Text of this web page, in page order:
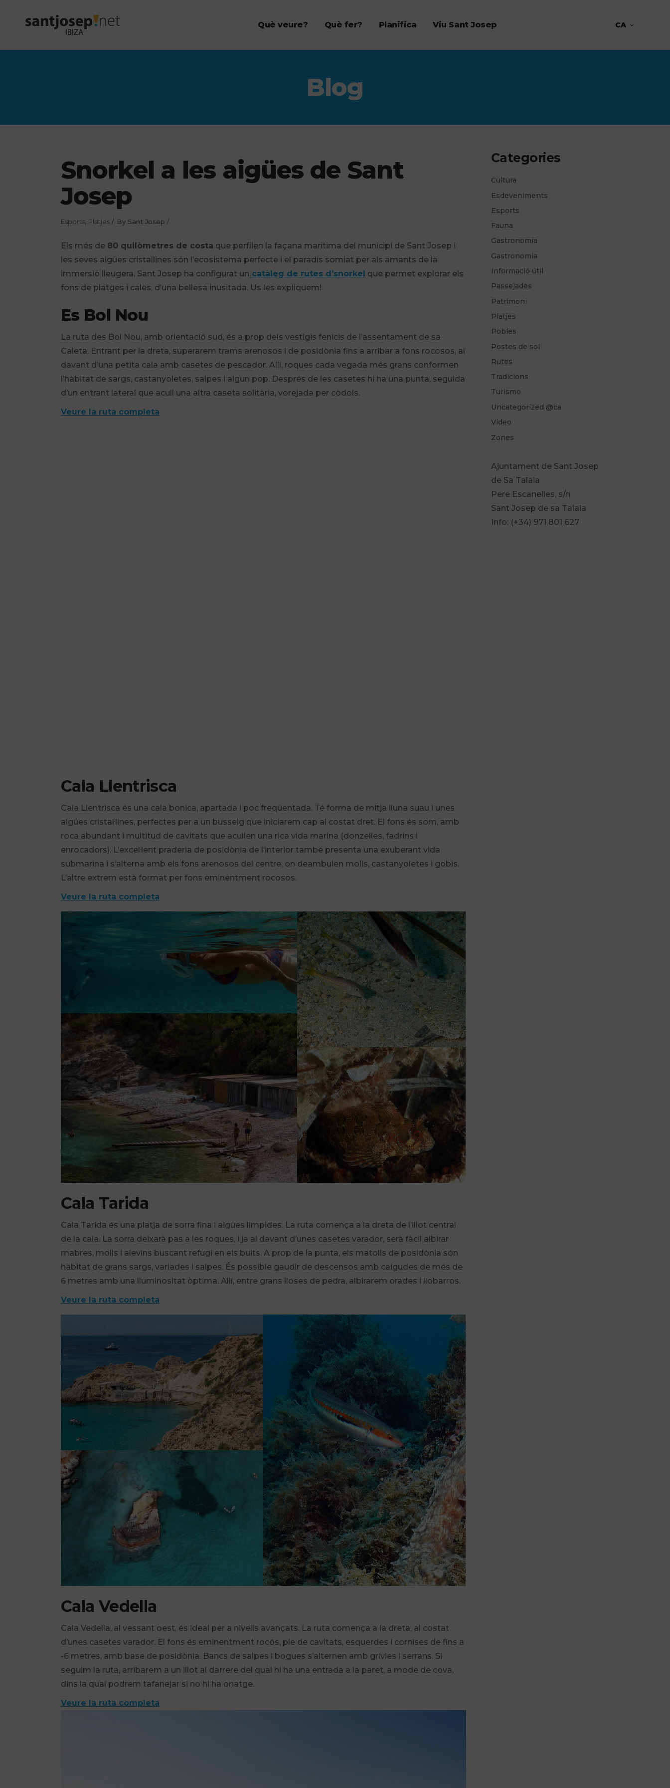
Què veure? Què fer? Planifica Viu Sant Josep CA
Blog
Snorkel a les aigües de Sant
Josep
Esports, Platjes By Sant Josep
Els més de 80 quilòmetres de costa que perfilen la façana marítima del municipi de Sant Josep i
les seves aigües cristallines són l’ecosistema perfecte i el paradís somiat per als amants de la
immersió lleugera. Sant Josep ha configurat un catàleg de rutes d’snorkel que permet explorar els
fons de platges i cales, d’una bellesa inusitada. Us les expliquem!
Es Bol Nou
La ruta des Bol Nou, amb orientació sud, és a prop dels vestigis fenicis de l’assentament de sa
Caleta. Entrant per la dreta, superarem trams arenosos i de posidònia fins a arribar a fons rocosos, al
davant d’una petita cala amb casetes de pescador. Allí, roques cada vegada més grans conformen
l’hàbitat de sargs, castanyoletes, salpes i algun pop. Després de les casetes hi ha una punta, seguida
d’un entrant lateral que acull una altra caseta solitària, vorejada per còdols.
Veure la ruta completa
Cala Llentrisca
Cala Llentrisca és una cala bonica, apartada i poc freqüentada. Té forma de mitja lluna suau i unes
aigües cristal·lines, perfectes per a un busseig que iniciarem cap al costat dret. El fons és som, amb
roca abundant i multitud de cavitats que acullen una rica vida marina (donzelles, fadrins i
enrocadors). L’excel·lent praderia de posidònia de l’interior també presenta una exuberant vida
submarina i s’alterna amb els fons arenosos del centre, on deambulen molls, castanyoletes i gobis.
L’altre extrem està format per fons eminentment rocosos.
Veure la ruta completa
Cala Tarida
Cala Tarida és una platja de sorra fina i aigües límpides. La ruta comença a la dreta de l’illot central
de la cala. La sorra deixarà pas a les roques, i ja al davant d’unes casetes varador, serà fàcil albirar
mabres, molls i alevins buscant refugi en els buits. A prop de la punta, els matolls de posidònia són
hàbitat de grans sargs, variades i salpes. És possible gaudir de descensos amb caigudes de més de
6 metres amb una lluminositat òptima. Allí, entre grans lloses de pedra, albirarem orades i llobarros.
Veure la ruta completa
Cala Vedella
Cala Vedella, al vessant oest, és ideal per a nivells avançats. La ruta comença a la dreta, al costat
d’unes casetes varador. El fons és eminentment rocós, ple de cavitats, esquerdes i cornises de fins a
-6 metres, amb base de posidònia. Bancs de salpes i bogues s’alternen amb grívies i serrans. Si
seguim la ruta, arribarem a un illot al darrere del qual hi ha una entrada a la paret, a mode de cova,
dins la qual podrem tafanejar si no hi ha onatge.
Veure la ruta completa
Categories
Cultura
Esdeveniments
Esports
Fauna
Gastronomía
Gastronomia
Informació útil
Passejades
Patrimoni
Platjes
Pobles
Postes de sol
Rutes
Tradicions
Turismo
Uncategorized @ca
Video
Zones
Ajuntament de Sant Josep
de Sa Talaia
Pere Escanelles, s/n
Sant Josep de sa Talaia
Info: (+34) 971 801 627